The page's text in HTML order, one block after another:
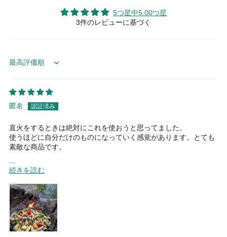
5つ星中5.00つ星
3件のレビューに基づく
Sort by
匿名
直火をするときは絶対にこれを使おうと思ってました。
使うほどに自分だけのものになっていく感覚があります。とても
素敵な商品です。
...
続きを読む